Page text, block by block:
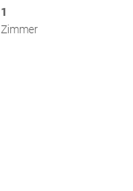
1
Zimmer